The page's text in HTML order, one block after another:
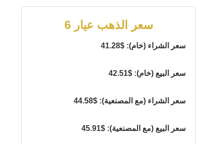
سعر الذهب عيار 6
سعر الشراء (خام): $41.28
سعر البيع (خام): $42.51
سعر الشراء (مع المصنعية): $44.58
سعر البيع (مع المصنعية): $45.91